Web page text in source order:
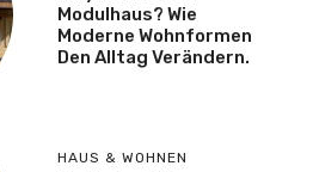
Modulhaus? Wie
Moderne Wohnformen
Den Alltag Verändern.
HAUS & WOHNEN